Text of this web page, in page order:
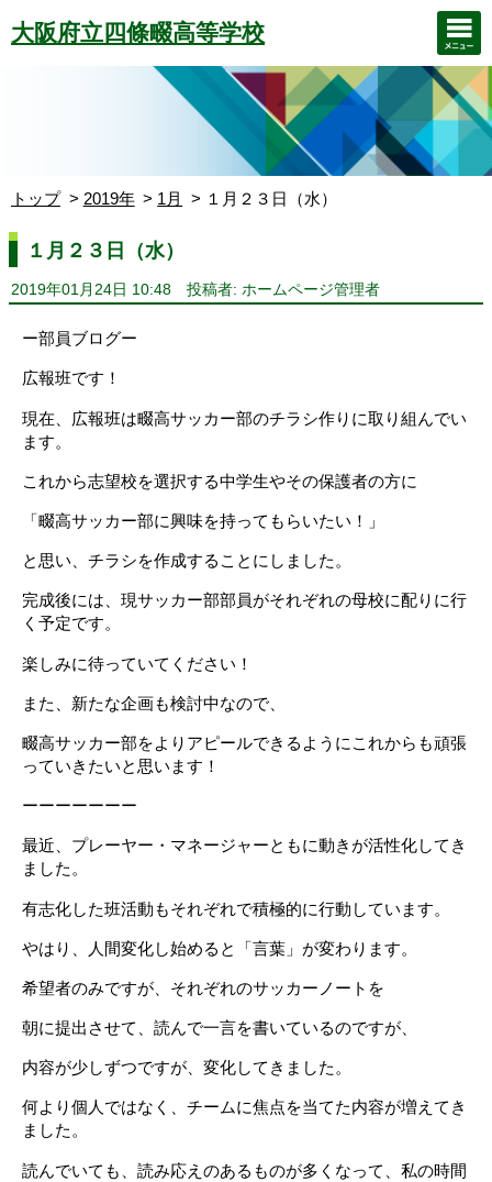
大阪府立四條畷高等学校
トップ 2019年 1月 １月２３日（水）
１月２３日（水）
2019年01月24日 10:48 投稿者: ホームページ管理者
ー部員ブログー
広報班です！
現在、広報班は畷高サッカー部のチラシ作りに取り組んでい
ます。
これから志望校を選択する中学生やその保護者の方に
「畷高サッカー部に興味を持ってもらいたい！」
と思い、チラシを作成することにしました。
完成後には、現サッカー部部員がそれぞれの母校に配りに行
く予定です。
楽しみに待っていてください！
また、新たな企画も検討中なので、
畷高サッカー部をよりアピールできるようにこれからも頑張
っていきたいと思います！
ーーーーーーー
最近、プレーヤー・マネージャーともに動きが活性化してき
ました。
有志化した班活動もそれぞれで積極的に行動しています。
やはり、人間変化し始めると「言葉」が変わります。
希望者のみですが、それぞれのサッカーノートを
朝に提出させて、読んで一言を書いているのですが、
内容が少しずつですが、変化してきました。
何より個人ではなく、チームに焦点を当てた内容が増えてき
ました。
読んでいても、読み応えのあるものが多くなって、私の時間